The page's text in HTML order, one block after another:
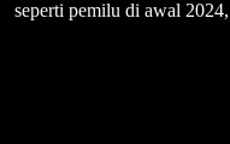
seperti pemilu di awal